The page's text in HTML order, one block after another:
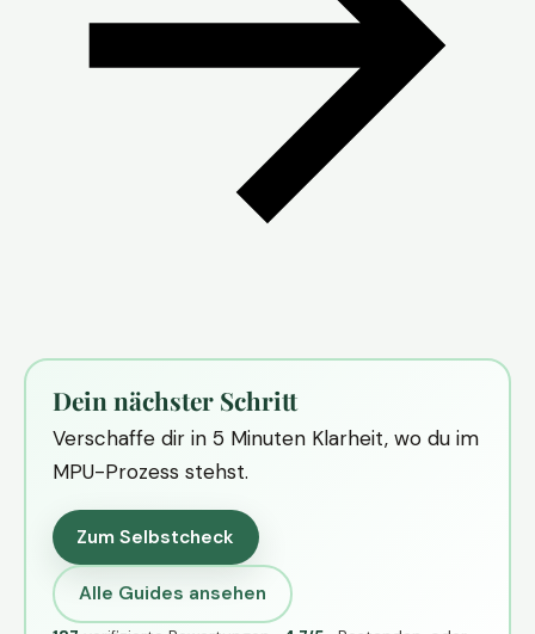
Dein nächster Schritt
Verschaffe dir in 5 Minuten Klarheit, wo du im
MPU-Prozess stehst.
Zum Selbstcheck
Alle Guides ansehen